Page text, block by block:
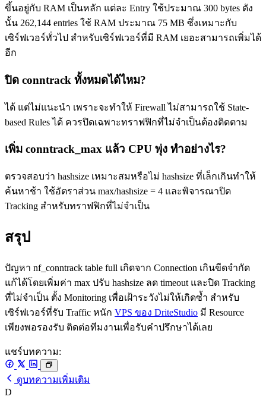
ขึ้นอยู่กับ RAM เป็นหลัก แต่ละ Entry ใช้ประมาณ 300 bytes ดัง
นั้น 262,144 entries ใช้ RAM ประมาณ 75 MB ซึ่งเหมาะกับ
เซิร์ฟเวอร์ทั่วไป สำหรับเซิร์ฟเวอร์ที่มี RAM เยอะสามารถเพิ่มได้
อีก
ปิด conntrack ทั้งหมดได้ไหม?
ได้ แต่ไม่แนะนำ เพราะจะทำให้ Firewall ไม่สามารถใช้ State-
based Rules ได้ ควรปิดเฉพาะทราฟฟิกที่ไม่จำเป็นต้องติดตาม
เพิ่ม conntrack_max แล้ว CPU พุ่ง ทำอย่างไร?
ตรวจสอบว่า hashsize เหมาะสมหรือไม่ hashsize ที่เล็กเกินทำให้
ค้นหาช้า ใช้อัตราส่วน max/hashsize = 4 และพิจารณาปิด
Tracking สำหรับทราฟฟิกที่ไม่จำเป็น
สรุป
ปัญหา nf_conntrack table full เกิดจาก Connection เกินขีดจำกัด
แก้ได้โดยเพิ่มค่า max ปรับ hashsize ลด timeout และปิด Tracking
ที่ไม่จำเป็น ตั้ง Monitoring เพื่อเฝ้าระวังไม่ให้เกิดซ้ำ สำหรับ
เซิร์ฟเวอร์ที่รับ Traffic หนัก VPS ของ DriteStudio มี Resource
เพียงพอรองรับ ติดต่อทีมงานเพื่อรับคำปรึกษาได้เลย
แชร์บทความ:
ดูบทความเพิ่มเติม
D